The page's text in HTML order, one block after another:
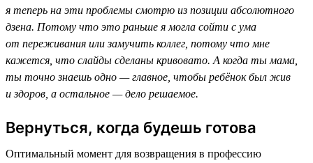
я теперь на эти проблемы смотрю из позиции абсолютного
дзена. Потому что это раньше я могла сойти с ума
от переживания или замучить коллег, потому что мне
кажется, что слайды сделаны кривовато. А когда ты мама,
ты точно знаешь одно — главное, чтобы ребёнок был жив
и здоров, а остальное — дело решаемое.
Вернуться, когда будешь готова
Оптимальный момент для возвращения в профессию